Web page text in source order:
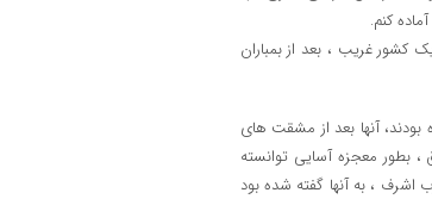
کنم.
غریب ، بعد از بمباران
بودند، آنها بعد از مشقت های
، بطور معجزه آسایی توانسته
اشرف ، به آنها گفته شده بود